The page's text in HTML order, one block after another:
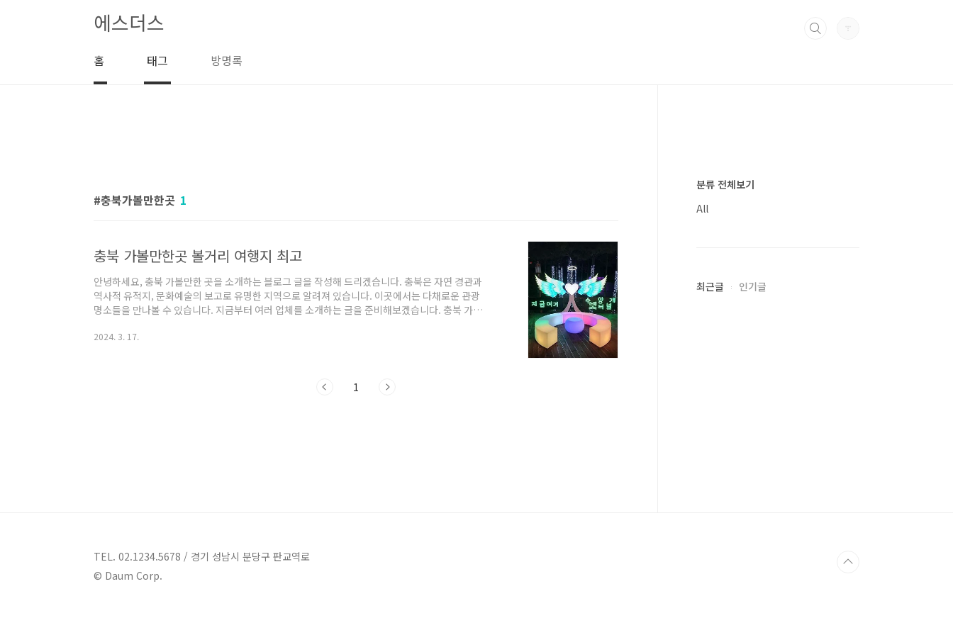
에스더스
홈 태그 방명록
충북가볼만한곳 1
충북 가볼만한곳 볼거리 여행지 최고
안녕하세요, 충북 가볼만한 곳을 소개하는 블로그 글을 작성해 드리겠습니다. 충북은 자연 경관과
역사적 유적지, 문화예술의 보고로 유명한 지역으로 알려져 있습니다. 이곳에서는 다채로운 관광
명소들을 만나볼 수 있습니다. 지금부터 여러 업체를 소개하는 글을 준비해보겠습니다. 충북 가볼
북에 위치한 가볼만한 곳 중 하나인 수양개빛터널을 소개하려고 합니다. 수양개빛터널은 충북 단
2024. 3. 17.
1
분류 전체보기
All
최근글 인기글
TEL. 02.1234.5678 / 경기 성남시 분당구 판교역로
© Daum Corp.